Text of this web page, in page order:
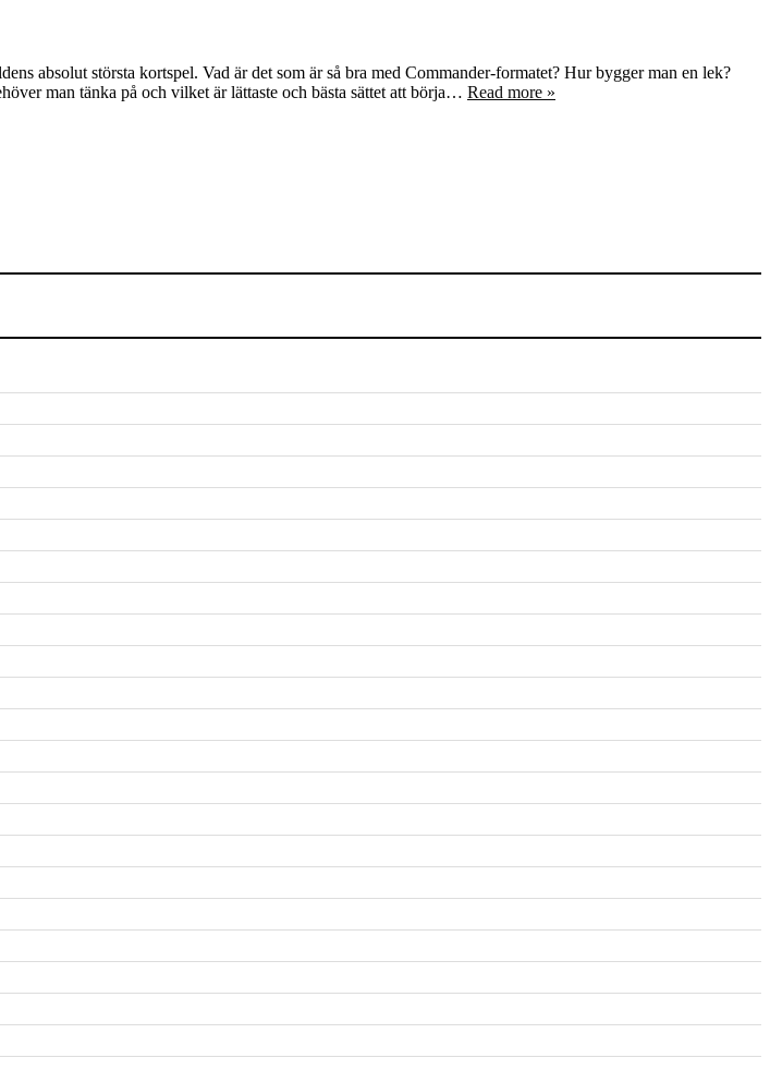
absolut största kortspel. Vad är det som är så bra med Commander-formatet? Hur bygger man en lek?
man tänka på och vilket är lättaste och bästa sättet att börja… Read more »